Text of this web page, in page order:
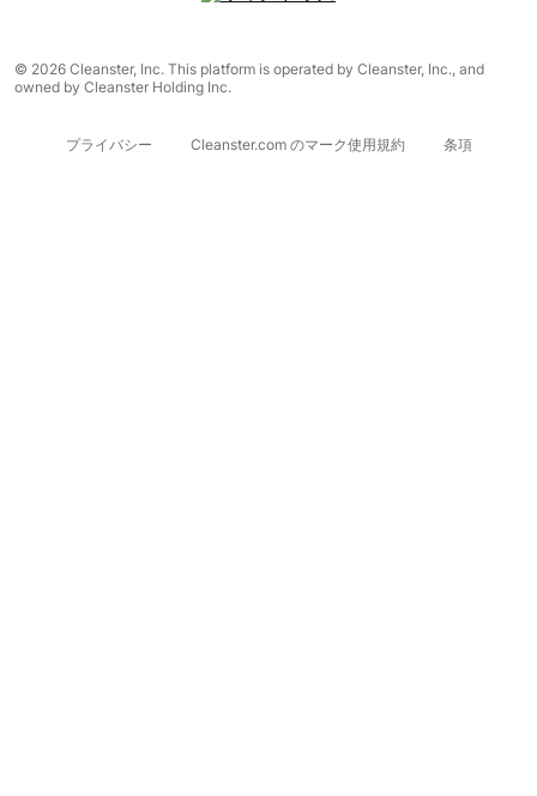
© 2026 Cleanster, Inc. This platform is operated by Cleanster, Inc., and
owned by Cleanster Holding Inc.
プライバシー Cleanster.com のマーク使用規約 条項